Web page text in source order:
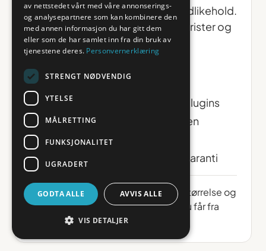
En nettbutikk krever løpende vedlikehold.
Uten det risikerer du sikkerhetsbrister og
nedetid.
Ukentlige oppdateringer av plugins
Testing av bestillingsprosessen
Månedlig ytelsesrapport
Prioritert support og hackergaranti
Omfanget avtales ut fra butikkens størrelse og
kompleksitet, og inngår i tilbudet du får fra
av nettstedet vårt med våre annonserings-
og analysepartnere som kan kombinere den
med annen informasjon du har gitt dem
eller som de har samlet inn fra din bruk av
tjenestene deres. Personvernerklæring
STRENGT NØDVENDIG
YTELSE
MÅLRETTING
FUNKSJONALITET
UGRADERT
GODTA ALLE AVVIS ALLE
VIS DETALJER